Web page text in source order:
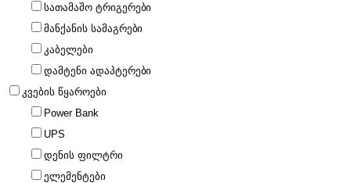
სათამაშო ტრიგერები
მანქანის სამაგრები
კაბელები
დამტენი ადაპტერები
კვების წყაროები
Power Bank
UPS
დენის ფილტრი
ელემენტები